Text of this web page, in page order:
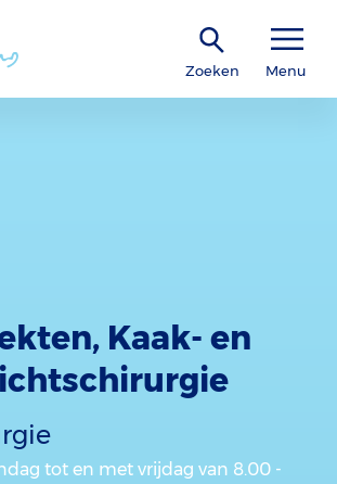
Zoeken Menu
Kaak- en
tot en met vrijdag van 8.00 -